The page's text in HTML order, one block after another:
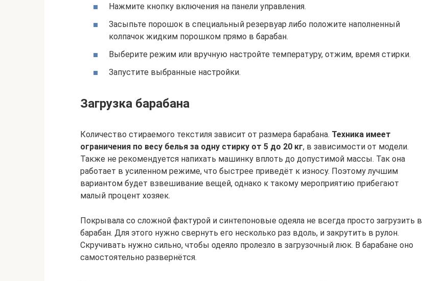
Нажмите кнопку включения на панели управления.
Засыпьте порошок в специальный резервуар либо положите наполненный
колпачок жидким порошком прямо в барабан.
Выберите режим или вручную настройте температуру, отжим, время стирки.
Запустите выбранные настройки.
Загрузка барабана
Количество стираемого текстиля зависит от размера барабана. Техника имеет
ограничения по весу белья за одну стирку от 5 до 20 кг, в зависимости от модели.
Также не рекомендуется напихать машинку вплоть до допустимой массы. Так она
работает в усиленном режиме, что быстрее приведёт к износу. Поэтому лучшим
вариантом будет взвешивание вещей, однако к такому мероприятию прибегают
малый процент хозяек.
Покрывала со сложной фактурой и синтепоновые одеяла не всегда просто загрузить в
барабан. Для этого нужно свернуть его несколько раз вдоль, и закрутить в рулон.
Скручивать нужно сильно, чтобы одеяло пролезло в загрузочный люк. В барабане оно
самостоятельно развернётся.